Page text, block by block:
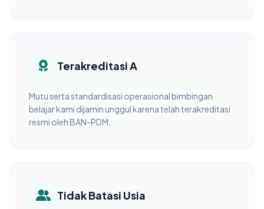
Terakreditasi A
Mutu serta standardisasi operasional bimbingan
belajar kami dijamin unggul karena telah terakreditasi
resmi oleh BAN-PDM.
Tidak Batasi Usia